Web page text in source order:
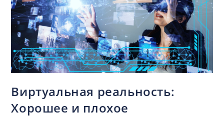
Виртуальная реальность:
Хорошее и плохое